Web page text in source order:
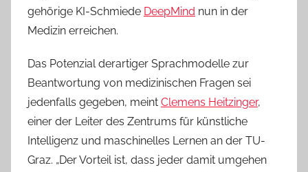
gehörige KI-Schmiede DeepMind nun in der
Medizin erreichen.
Das Potenzial derartiger Sprachmodelle zur
Beantwortung von medizinischen Fragen sei
jedenfalls gegeben, meint Clemens Heitzinger,
einer der Leiter des Zentrums für künstliche
Intelligenz und maschinelles Lernen an der TU-
Graz. „Der Vorteil ist, dass jeder damit umgehen